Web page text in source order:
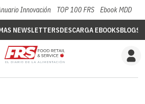
Innovación TOP 100 FRS Ebook MDD
NEWSLETTERSDESCARGA EBOOKSBLOGS